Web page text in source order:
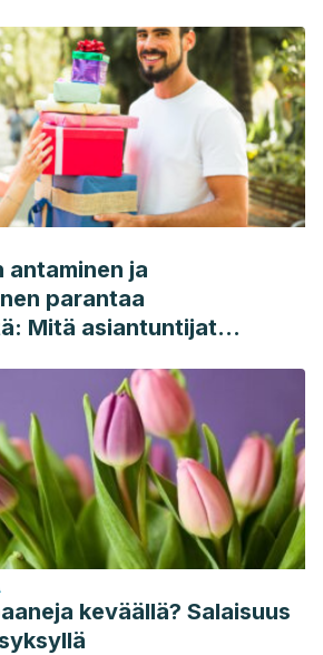
antaminen ja
parantaa
Mitä asiantuntijat
keväällä? Salaisuus